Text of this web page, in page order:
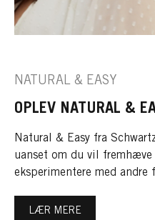
NATURAL & EASY
OPLEV NATURAL &
Natural & Easy fra
uanset om du vil
eksperimentere med andre
LÆR MERE